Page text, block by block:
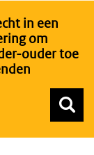
in een
om
ouder toe